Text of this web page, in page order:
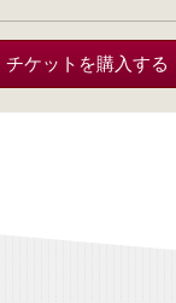
チケットを購入する